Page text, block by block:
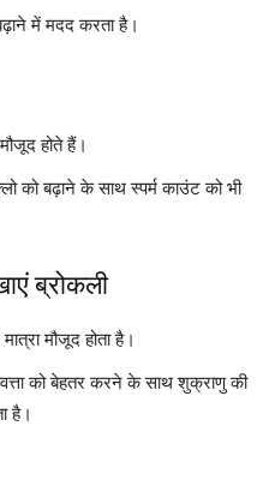
में मदद करता है।
होते हैं।
को बढ़ाने के साथ स्पर्म काउंट को भी
ब्रोकली
मौजूद होता है।
को बेहतर करने के साथ शुक्राणु की
है।